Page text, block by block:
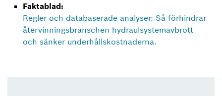
Faktablad:
Regler och databaserade analyser: Så förhindrar
återvinningsbranschen hydraulsystemavbrott
och sänker underhållskostnaderna.